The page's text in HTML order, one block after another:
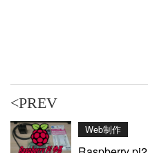
<PREV
Web制作